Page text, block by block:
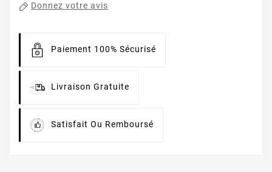
Donnez votre avis
Paiement 100% Sécurisé
Livraison Gratuite
Satisfait Ou Remboursé